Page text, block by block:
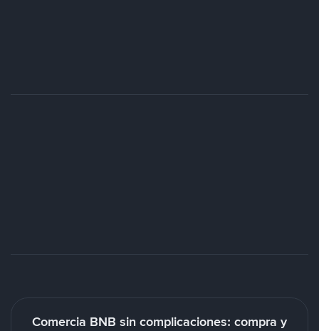
Comercia BNB sin complicaciones: compra y